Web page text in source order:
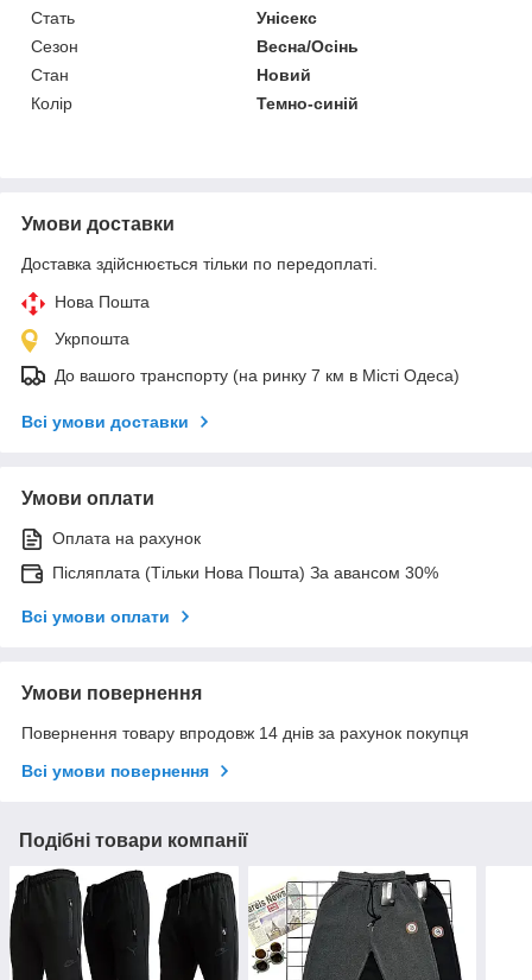
Стать
Унісекс
Сезон
Весна/Осінь
Стан
Новий
Колір
Темно-синій
Умови доставки
Доставка здійснюється тільки по передоплаті.
Нова Пошта
Укрпошта
До вашого транспорту (на ринку 7 км в Місті Одеса)
Всі умови доставки
Умови оплати
Оплата на рахунок
Післяплата (Тільки Нова Пошта) За авансом 30%
Всі умови оплати
Умови повернення
Повернення товару впродовж 14 днів за рахунок покупця
Всі умови повернення
Подібні товари компанії